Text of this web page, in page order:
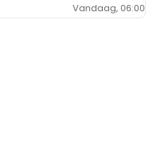
Vandaag, 06:00